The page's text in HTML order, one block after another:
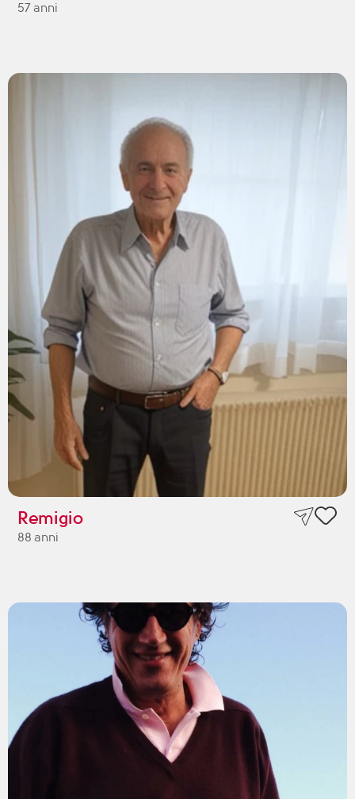
57 anni
Remigio
88 anni